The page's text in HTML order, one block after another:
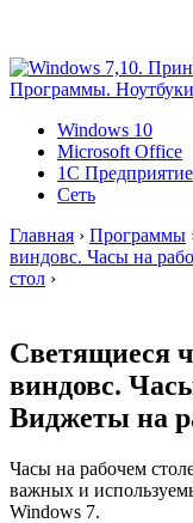
Windows 10
Microsoft Office
1C Предприятие
Сеть
Главная › Программы
виндовс. Часы на
стол ›
Светящиеся
виндовс.
Виджеты на
Часы на рабочем
важных и
Windows 7.